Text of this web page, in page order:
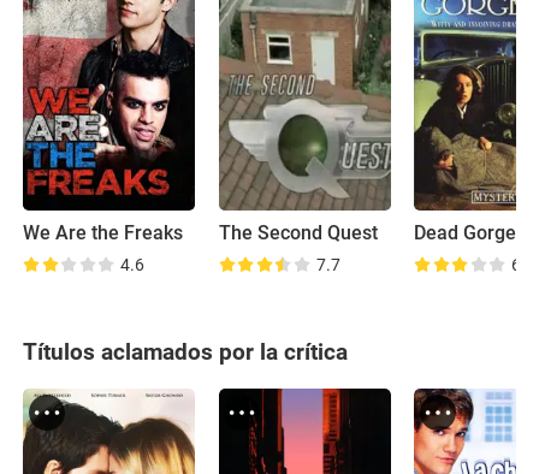
We Are the Freaks
4.6
The Second Quest
7.7
Dead
6.9
Títulos aclamados por la crítica